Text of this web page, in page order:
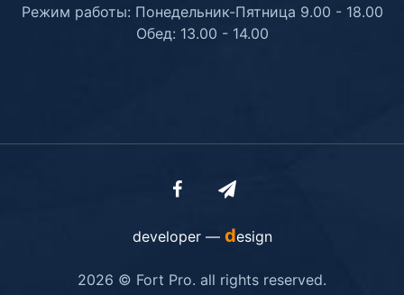
Режим работы: Понедельник-Пятница 9.00 - 18.00
Обед: 13.00 - 14.00
developer — design
2026 © Fort Pro. all rights reserved.